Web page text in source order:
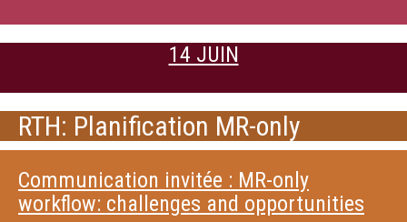
14 JUIN
RTH: Planification MR-only
Communication invitée : MR-only
workflow: challenges and opportunities